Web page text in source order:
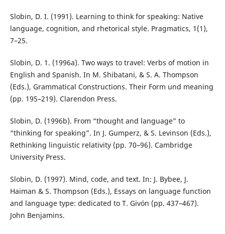
Slobin, D. I. (1991). Learning to think for speaking: Native
language, cognition, and rhetorical style. Pragmatics, 1(1),
7–25.
Slobin, D. 1. (1996a). Two ways to travel: Verbs of motion in
English and Spanish. In M. Shibatani, & S. A. Thompson
(Eds.), Grammatical Constructions. Their Form und meaning
(pp. 195–219). Clarendon Press.
Slobin, D. (1996b). From “thought and language” to
“thinking for speaking”. In J. Gumperz, & S. Levinson (Eds.),
Rethinking linguistic relativity (pp. 70–96). Cambridge
University Press.
Slobin, D. (1997). Mind, code, and text. In: J. Bybee, J.
Haiman & S. Thompson (Eds.), Essays on language function
and language type: dedicated to T. Givón (pp. 437–467).
John Benjamins.